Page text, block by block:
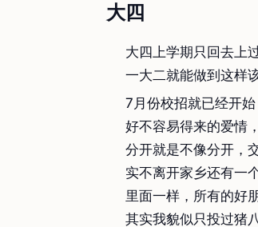
大四
大四上学期只回去上
一大二就能做到这样
7月份校招就已经开
好不容易得来的爱情
分开就是不像分开，
实不离开家乡还有一
里面一样，所有的好
其实我貌似只投过猪